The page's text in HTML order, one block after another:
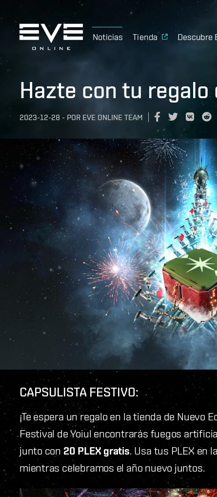
Noticias Tienda Descubre
Hazte con tu regalo
2023-12-28 - POR EVE ONLINE TEAM
CAPSULISTA FESTIVO:
¡Te espera un regalo en la tienda de Nuevo
Festival de Yoiul encontrarás fuegos
junto con 20 PLEX gratis. Usa tus PLEX en
mientras celebramos el año nuevo juntos.